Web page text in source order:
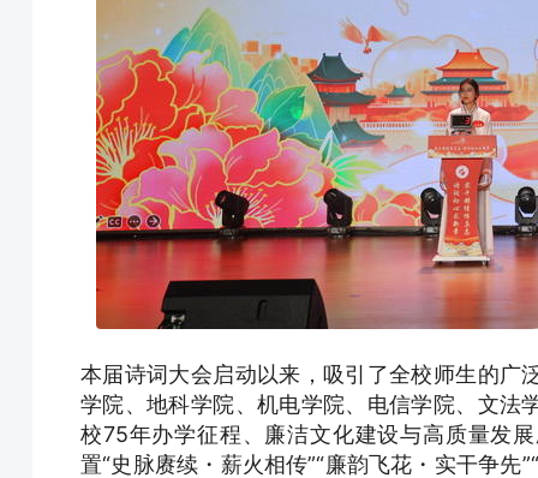
本届诗词大会启动以来，吸引了全校师生的广
学院、地科学院、机电学院、电信学院、文法
校75年办学征程、廉洁文化建设与高质量发
置“史脉赓续・薪火相传”“廉韵飞花・实干争先